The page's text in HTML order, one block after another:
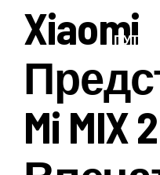
Xiaomi
Mi MIX